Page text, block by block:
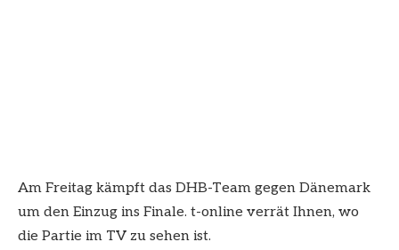
Am Freitag kämpft das DHB-Team gegen Dänemark
um den Einzug ins Finale. t-online verrät Ihnen, wo
die Partie im TV zu sehen ist.